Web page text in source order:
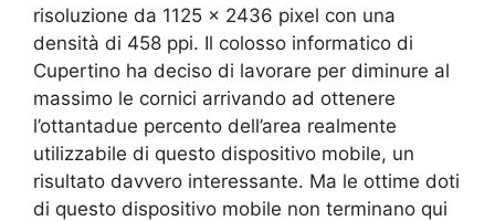
risoluzione da 1125 x 2436 pixel con una
densità di 458 ppi. Il colosso informatico di
Cupertino ha deciso di lavorare per diminure al
massimo le cornici arrivando ad ottenere
l’ottantadue percento dell’area realmente
utilizzabile di questo dispositivo mobile, un
risultato davvero interessante. Ma le ottime doti
di questo dispositivo mobile non terminano qui